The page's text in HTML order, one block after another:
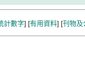
計數字] [有用資料] [刊物及